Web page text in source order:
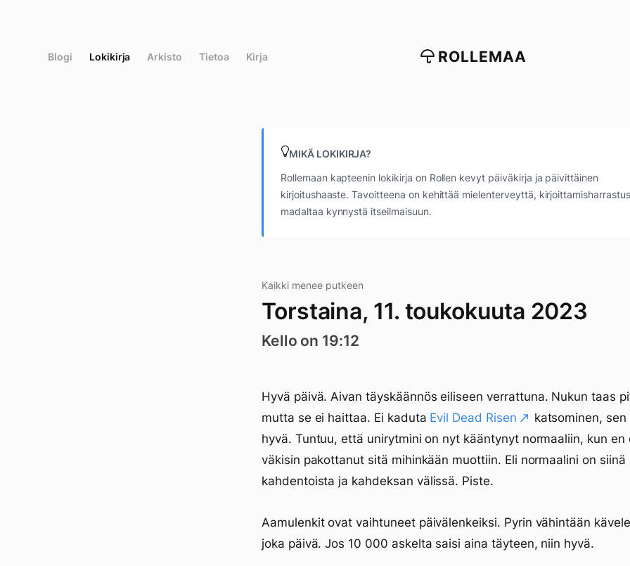
Blogi Lokikirja Arkisto Tietoa Kirja ROLLEMAA
MIKÄ LOKIKIRJA?
Rollemaan kapteenin lokikirja on Rollen kevyt päiväkirja ja päivittäinen
kirjoitushaaste. Tavoitteena on kehittää mielenterveyttä,
madaltaa kynnystä itseilmaisuun.
Kaikki menee putkeen
Torstaina, 11. toukokuuta 2023
Kello on 19:12
Hyvä päivä. Aivan täyskäännös eiliseen verrattuna. Nukun taas
mutta se ei haittaa. Ei kaduta Evil Dead Risen
katsominen, sen
hyvä. Tuntuu, että unirytmini on nyt kääntynyt normaaliin, kun en
väkisin pakottanut sitä mihinkään muottiin. Eli normaalini on siinä
kahdentoista ja kahdeksan välissä. Piste.
Aamulenkit ovat vaihtuneet päivälenkeiksi. Pyrin vähintään
joka päivä. Jos 10 000 askelta saisi aina täyteen, niin hyvä.